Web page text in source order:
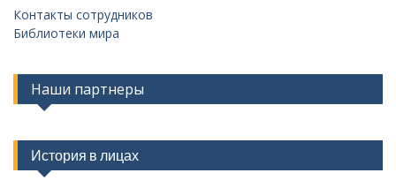
Контакты сотрудников
Библиотеки мира
Наши партнеры
История в лицах